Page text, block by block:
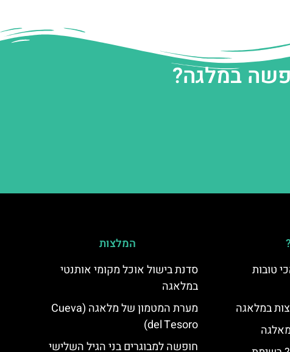
במלגה?
טובות
במלאגה
המלצות
סדנת בישול אוכל מקומי אותנטי
במלאגה
מערת המטמון של מלאגה (Cueva
del Tesoro)
חופשה למבוגרים בני הגיל השלישי